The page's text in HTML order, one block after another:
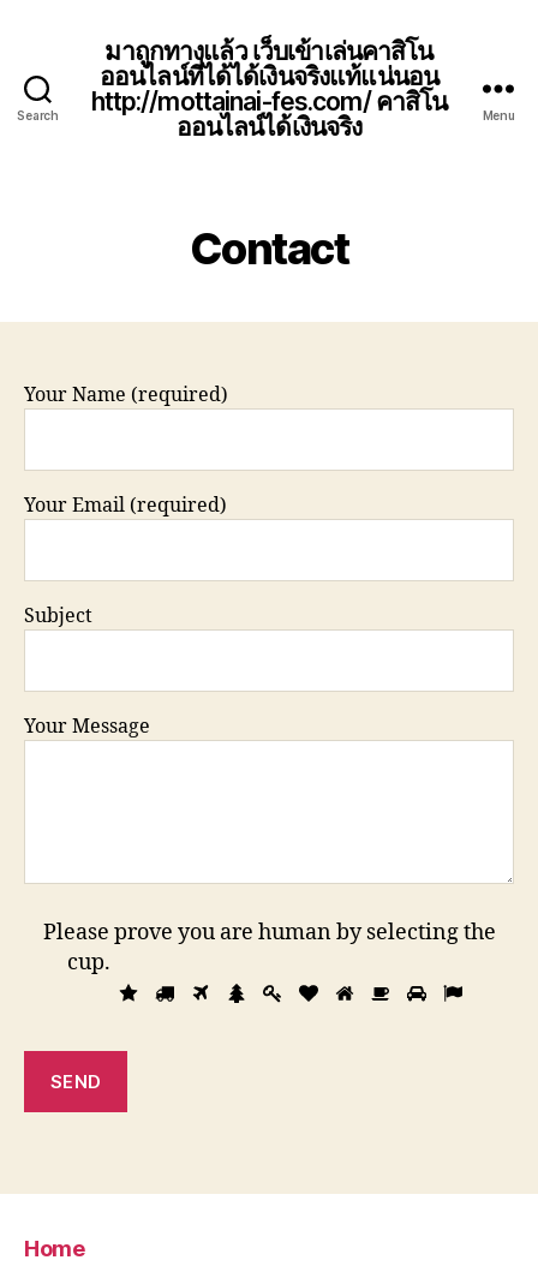
Search
มาถูกทางแล้ว เว็บเข้าเล่นคาสิโน
ออนไลน์ที่ได้ได้เงินจริงแท้แน่นอน
http://mottainai-fes.com/ คาสิโน
ออนไลน์ได้เงินจริง
Menu
Contact
Your Name (required)
Your Email (required)
Subject
Your Message
Please prove you are human by selecting the
cup.
Home